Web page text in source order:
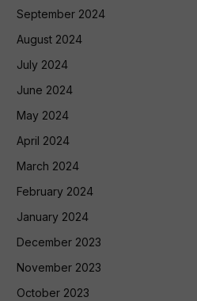
September 2024
August 2024
July 2024
June 2024
May 2024
April 2024
March 2024
February 2024
January 2024
December 2023
November 2023
October 2023